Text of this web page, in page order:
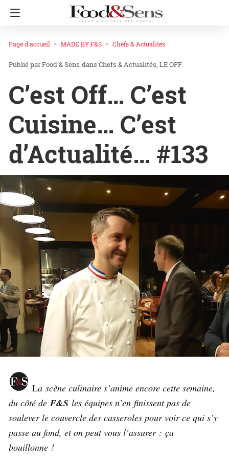
Page d'accueil MADE BY F&S Chefs & Actualités
Food & Sens dans Chefs & Actualités LE OFF
C’est Off… C’est
Cuisine… C’est
d’Actualité… #133
La scène culinaire s’anime encore cette semaine,
du côté deF&S les équipes n’en finissent pas de
soulever le couvercle des casseroles pour voir ce qui s’y
passe au fond, et on peut vous l’assurer : ça
bouillonne !